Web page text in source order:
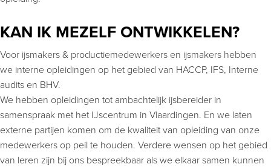
KAN IK MEZELF ONTWIKKELEN?
Voor ijsmakers & productiemedewerkers en ijsmakers hebben
we interne opleidingen op het gebied van HACCP, IFS, Interne
audits en BHV.
We hebben opleidingen tot ambachtelijk ijsbereider in
samenspraak met het IJscentrum in Vlaardingen. En we laten
externe partijen komen om de kwaliteit van opleiding van onze
medewerkers op peil te houden. Verdere wensen op het gebied
van leren zijn bij ons bespreekbaar als we elkaar samen kunnen